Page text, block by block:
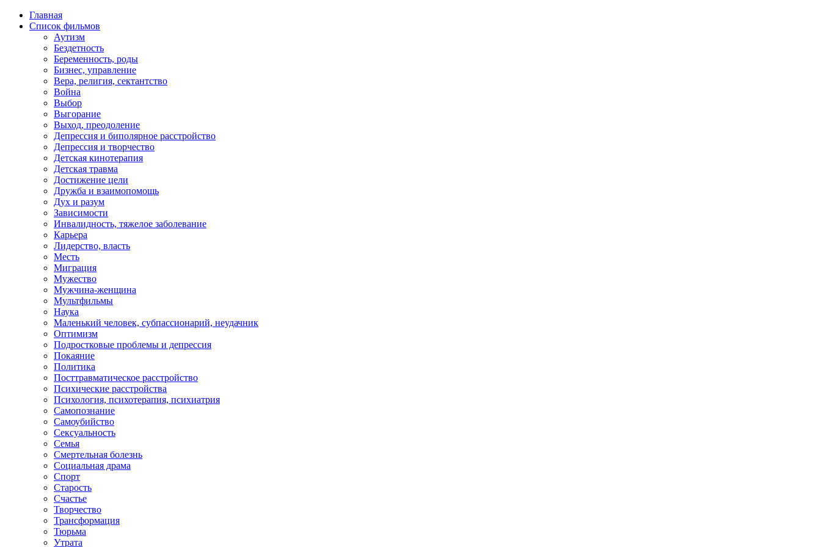
Главная
Список фильмов
Аутизм
Бездетность
Беременность, роды
Бизнес, управление
Вера, религия, сектантство
Война
Выбор
Выгорание
Выход, преодоление
Депрессия и биполярное расстройство
Депрессия и творчество
Детская кинотерапия
Детская травма
Достижение цели
Дружба и взаимопомощь
Дух и разум
Зависимости
Инвалидность, тяжелое заболевание
Карьера
Лидерство, власть
Месть
Миграция
Мужество
Мужчина-женщина
Мультфильмы
Наука
Маленький человек, субпассионарий, неудачник
Оптимизм
Подростковые проблемы и депрессия
Покаяние
Политика
Посттравматическое расстройство
Психические расстройства
Психология, психотерапия, психиатрия
Самопознание
Самоубийство
Сексуальность
Семья
Смертельная болезнь
Социальная драма
Спорт
Старость
Счастье
Творчество
Трансформация
Тюрьма
Утрата